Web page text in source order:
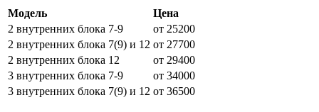
Модель
Цена
2 внутренних блока 7-9
от 25200
2 внутренних блока 7(9) и 12 от 27700
2 внутренних блока 12
от 29400
3 внутренних блока 7-9
от 34000
3 внутренних блока 7(9) и 12 от 36500